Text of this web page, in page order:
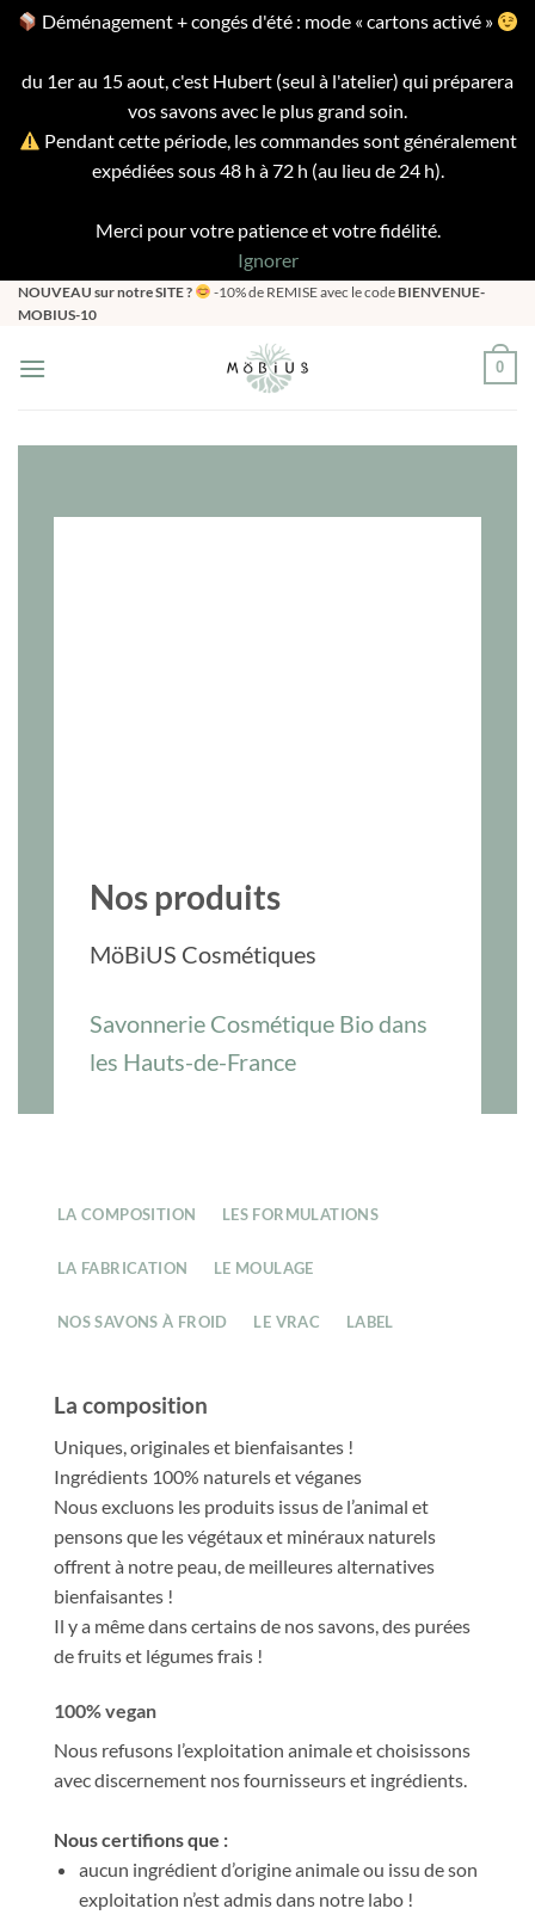
Déménagement + congés d'été : mode « cartons activé »
du 1er au 15 aout, c'est Hubert (seul à l'atelier) qui préparera
vos savons avec le plus grand soin.
Pendant cette période, les commandes sont généralement
expédiées sous 48 h à 72 h (au lieu de 24 h).
Merci pour votre patience et votre fidélité.
Ignorer
Passer
au
NOUVEAU sur notre SITE ? -10% de REMISE avec le code BIENVENUE-
MOBIUS-10
0
Nos produits
MöBiUS Cosmétiques
Savonnerie Cosmétique Bio dans
les Hauts-de-France
LA COMPOSITION LES FORMULATIONS
LA FABRICATION LE MOULAGE
NOS SAVONS À FROID LE VRAC LABEL
La composition
Uniques, originales et bienfaisantes !
Ingrédients 100% naturels et véganes
Nous excluons les produits issus de l’animal et
pensons que les végétaux et minéraux naturels
offrent à notre peau, de meilleures alternatives
bienfaisantes !
Il y a même dans certains de nos savons, des purées
de fruits et légumes frais !
100% vegan
Nous refusons l’exploitation animale et choisissons
avec discernement nos fournisseurs et ingrédients.
Nous certifions que :
aucun ingrédient d’origine animale ou issu de son
exploitation n’est admis dans notre labo !